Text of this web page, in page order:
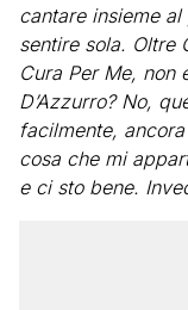
cantare insieme
sentire sola. Oltre
Cura Per Me, non
D’Azzurro? No,
facilmente,
cosa che mi
e ci sto bene.